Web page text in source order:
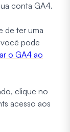
conta GA4.
de ter uma
pode
o GA4 ao
clique no
acesso aos